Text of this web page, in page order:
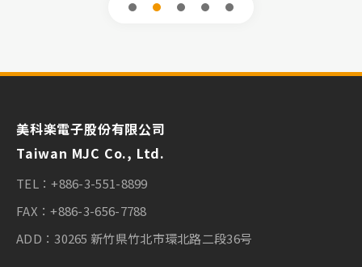
1 2 3 4 5
美科楽電子股份有限公司
Taiwan MJC Co., Ltd.
TEL：+886-3-551-8899
FAX：+886-3-656-7788
ADD：30265 新竹県竹北市環北路二段36号